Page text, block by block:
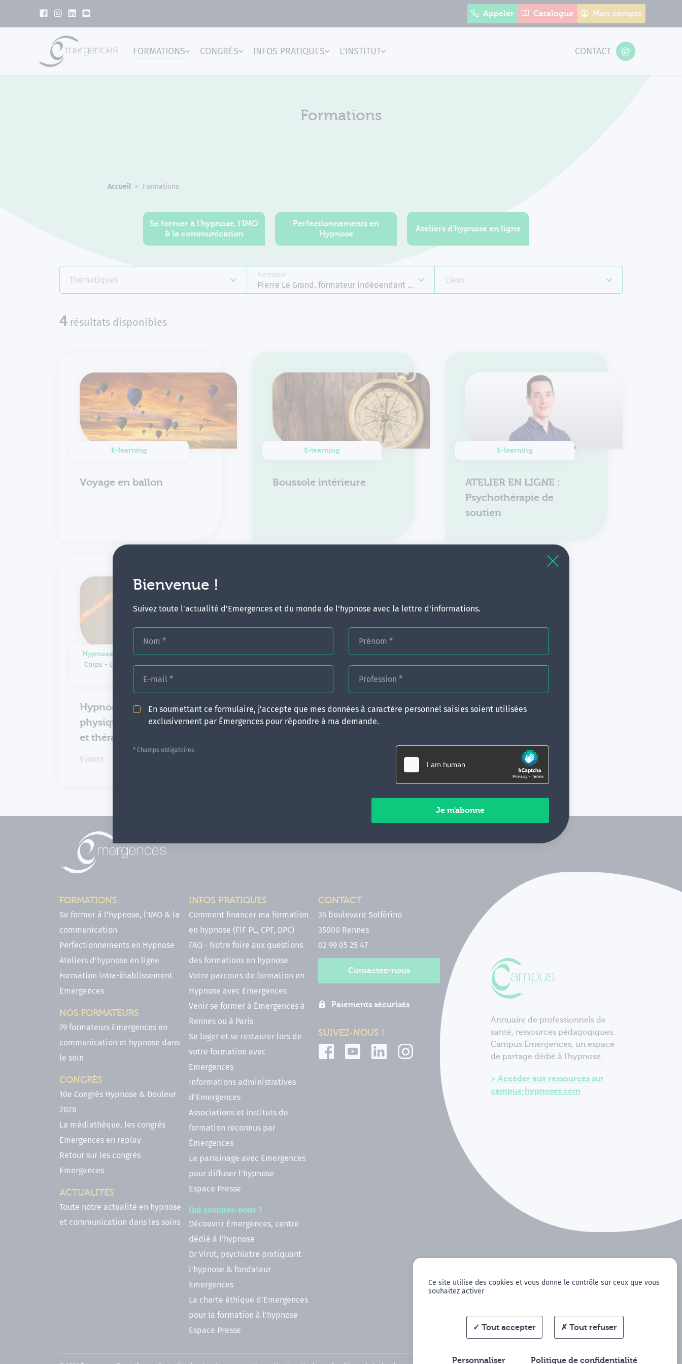
Bienvenue !
Suivez toute l'actualité d'Emergences et du monde de l'hypnose avec la lettre d'informations.
Nom * Prénom *
E-mail * Profession *
En soumettant ce formulaire, j'accepte que mes données à caractère personnel saisies soient utilisées
exclusivement par Émergences pour répondre à ma demande.
* Champs obligatoires
Appeler Catalogue Mon compte
Emergences
FORMATIONS CONGRÈS INFOS PRATIQUES L'INSTITUT CONTACT
VOTRE PANIER
Formations
Accueil Formations
Se former à l'hypnose, l'IMO
& la communication
Perfectionnements en
Hypnose
Ateliers d'hypnose en ligne
Thématiques
Formateur
Pierre Le Grand, formateur indépendant Emergences
Lieux
4 résultats disponibles
E-learning
Voyage en ballon
E-learning
Boussole intérieure
E-learning
ATELIER EN LIGNE :
Psychothérapie de
soutien
Hypnose et auto-hypnose ∙
Corps - Douleur chronique -
Hypnose, médecine
physique, kinésithérapie
et thérapies manuelles
9 jours
FORMATIONS
Se former à l'hypnose, l'IMO & la
communication
Perfectionnements en Hypnose
Ateliers d'hypnose en ligne
Formation intra-établissement
Emergences
NOS FORMATEURS
79 formateurs Emergences en
communication et hypnose dans
le soin
CONGRÈS
10e Congrès Hypnose & Douleur
2026
La médiathèque, les congrès
Emergences en replay
Retour sur les congrès
Emergences
ACTUALITÉS
Toute notre actualité en hypnose
et communication dans les soins
INFOS PRATIQUES
Comment financer ma formation
en hypnose (FIF PL, CPF, DPC)
FAQ - Notre foire aux questions
des formations en hypnose
Votre parcours de formation en
Hypnose avec Emergences
Venir se former à Émergences à
Rennes ou à Paris
Se loger et se restaurer lors de
votre formation avec
Emergences
Informations administratives
d'Emergences
Associations et instituts de
formation reconnus par
Émergences
Le parrainage avec Emergences
pour diffuser l'hypnose
Espace Presse
Qui sommes-nous ?
Découvrir Émergences, centre
dédié à l'hypnose
Dr Virot, psychiatre pratiquant
l'hypnose & fondateur
Emergences
La charte éthique d'Emergences
pour la formation à l'hypnose
Espace Presse
CONTACT
35 boulevard Solférino
35000 Rennes
02 99 05 25 47
Contactez-nous
Paiements sécurisés
SUIVEZ-NOUS !
Annuaire de professionnels de
santé, ressources pédagogiques.
Campus Émergences, un espace
de partage dédié à l'hypnose.
Accéder aux ressources sur
campus-hypnoses.com
Ce site utilise des cookies et vous donne le contrôle sur ceux que vous
souhaitez activer
Tout accepter Tout refuser
Personnaliser Politique de confidentialité